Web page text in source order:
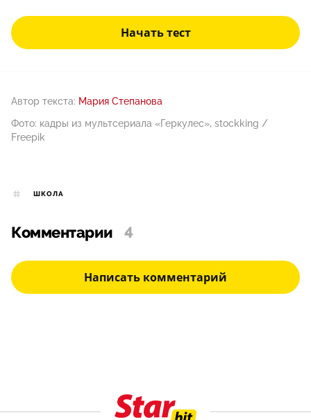
Начать тест
Автор текста: Мария Степанова
Фото: кадры из мультсериала «Геркулес», stockking /
Freepik
ШКОЛА
Комментарии 4
Написать комментарий